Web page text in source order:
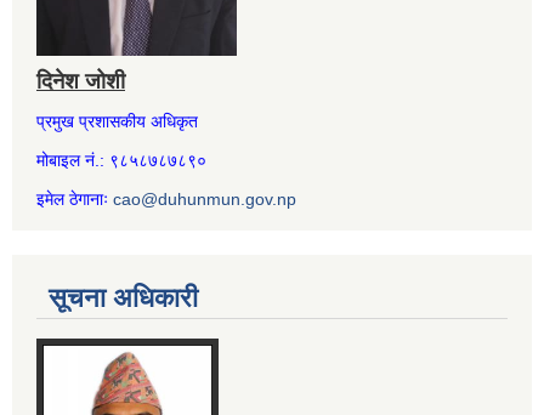
दिनेश जोशी
प्रमुख प्रशासकीय अधिकृत
मोबाइल नं.: ९८५८७८७८९०
इमेल ठेगानाः cao@duhunmun.gov.np
सूचना अधिकारी